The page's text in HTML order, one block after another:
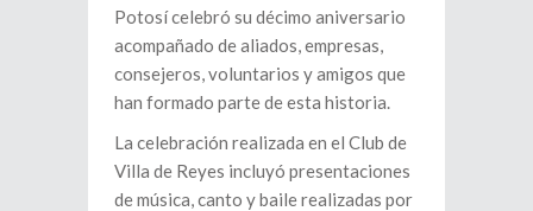
Potosí celebró su décimo aniversario
acompañado de aliados, empresas,
consejeros, voluntarios y amigos que
han formado parte de esta historia.
La celebración realizada en el Club de
Villa de Reyes incluyó presentaciones
de música, canto y baile realizadas por